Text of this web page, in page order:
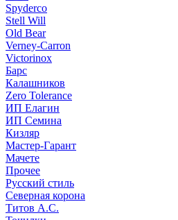
Spyderco
Stell Will
Old Bear
Verney-Carron
Victorinox
Барс
Калашников
Zero Tolerance
ИП Елагин
ИП Семина
Кизляр
Мастер-Гарант
Мачете
Прочее
Русский стиль
Северная корона
Титов А.С.